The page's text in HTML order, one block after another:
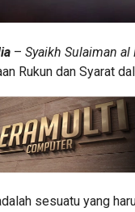
– Syaikh Sulaiman
Rukun dan Syarat
sesuatu yang